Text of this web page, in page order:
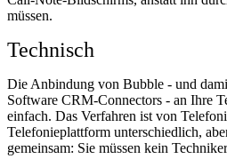
müssen.
Technisch
Die Anbindung von Bubble - und
Software CRM-Connectors - an Ihre
einfach. Das Verfahren ist von
Telefonieplattform unterschiedlich,
gemeinsam: Sie müssen kein